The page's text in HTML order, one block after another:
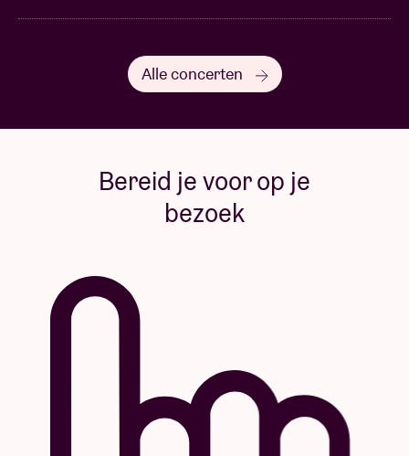
Alle concerten
Bereid je voor op je
bezoek